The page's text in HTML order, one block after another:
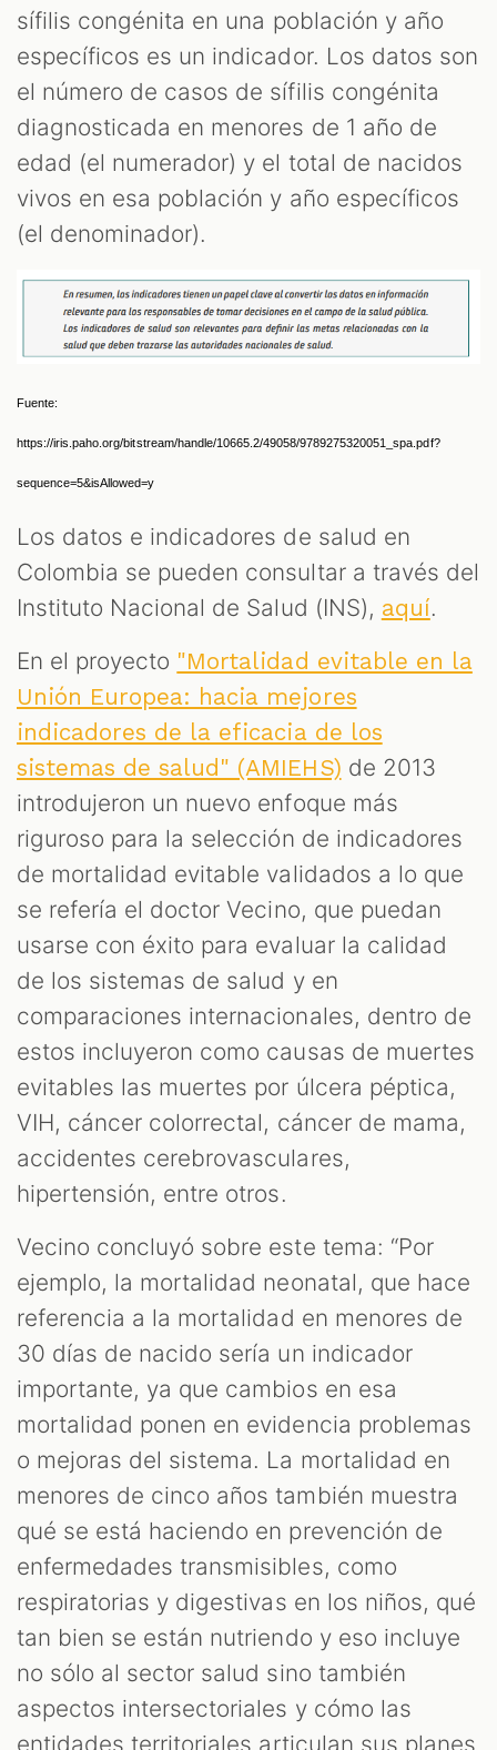
sífilis congénita en una población y año
específicos es un indicador. Los datos son
el número de casos de sífilis congénita
diagnosticada en menores de 1 año de
edad (el numerador) y el total de nacidos
vivos en esa población y año específicos
(el denominador).
Fuente:
https://iris.paho.org/bitstream/handle/10665.2/49058/9789275320051_spa.pdf?
sequence=5&isAllowed=y
Los datos e indicadores de salud en
Colombia se pueden consultar a través del
Instituto Nacional de Salud (INS), aquí.
En el proyecto "Mortalidad evitable en la
Unión Europea: hacia mejores
indicadores de la eficacia de los
sistemas de salud" (AMIEHS) de 2013
introdujeron un nuevo enfoque más
riguroso para la selección de indicadores
de mortalidad evitable validados a lo que
se refería el doctor Vecino, que puedan
usarse con éxito para evaluar la calidad
de los sistemas de salud y en
comparaciones internacionales, dentro de
estos incluyeron como causas de muertes
evitables las muertes por úlcera péptica,
VIH, cáncer colorrectal, cáncer de mama,
accidentes cerebrovasculares,
hipertensión, entre otros.
Vecino concluyó sobre este tema: “Por
ejemplo, la mortalidad neonatal, que hace
referencia a la mortalidad en menores de
30 días de nacido sería un indicador
importante, ya que cambios en esa
mortalidad ponen en evidencia problemas
o mejoras del sistema. La mortalidad en
menores de cinco años también muestra
qué se está haciendo en prevención de
enfermedades transmisibles, como
respiratorias y digestivas en los niños, qué
tan bien se están nutriendo y eso incluye
no sólo al sector salud sino también
aspectos intersectoriales y cómo las
entidades territoriales articulan sus planes